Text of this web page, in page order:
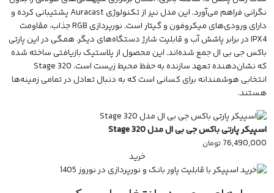
نگرانی فراهم می‌آورد. این مدل نیز از تکنولوژی Auracast پشتیبانی کرده و
دارای ورودی‌های میکروفون و گیتار است. نورپردازی RGB جذاب، مقاومت
IPX4 در برابر پاشش آب و قابلیت شارژ دستگاه‌های دیگر، همگی در این پارتی
باکس جی بی ال جمع شده‌اند. این محصول از پلاستیک بازیافتی ساخته شده
که نشان‌دهنده تعهد سازنده به حفظ محیط زیست است. Stage 320
انتخابی هوشمندانه برای کسانی است که به دنبال تعادل در تمامی زمینه‌ها
هستند.
اسپیکر پارتی باکس جی بی ال مدل Stage 320
76,490,000 تومان
خرید